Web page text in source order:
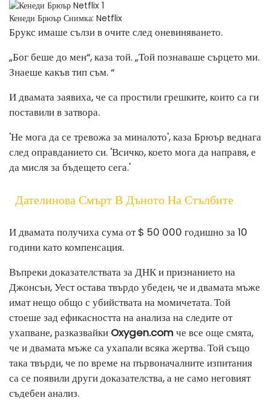
Кенеди Брюър Снимка: Netflix
Брукс имаше сълзи в очите след оневиняването.
„Бог беше до мен“, каза той. „Той познаваше сърцето ми.
Знаеше какъв тип съм. “
И двамата заявиха, че са простили грешките, които са ги
поставили в затвора.
'Не мога да се тревожа за миналото', каза Брюър веднага
след оправданието си. 'Всичко, което мога да направя, е
да мисля за бъдещето сега.'
Дателинова Смърт В Дъното На Стълбите
И двамата получиха сума от $ 50 000 годишно за 10
години като компенсация.
Въпреки доказателствата за ДНК и признанието на
Джонсън, Уест остава твърдо убеден, че и двамата мъже
имат нещо общо с убийствата на момичетата. Той
стоеше зад ефикасността на анализа на следите от
ухапване, разказвайки Oxygen.comче все още смята,
че и двамата мъже са ухапали всяка жертва. Той също
така твърди, че по време на първоначалните изпитания
са се появили други доказателства, а не само неговият
съдебен анализ.